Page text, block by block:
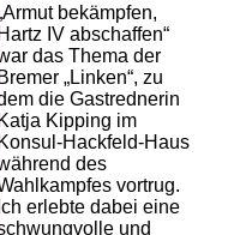
bekämpfen,
Hartz IV abschaffen“
das Thema der
Bremer „Linken“, zu
die Gastrednerin
Katja Kipping im
Konsul-Hackfeld-Haus
des
vortrug.
Ich erlebte dabei eine
und